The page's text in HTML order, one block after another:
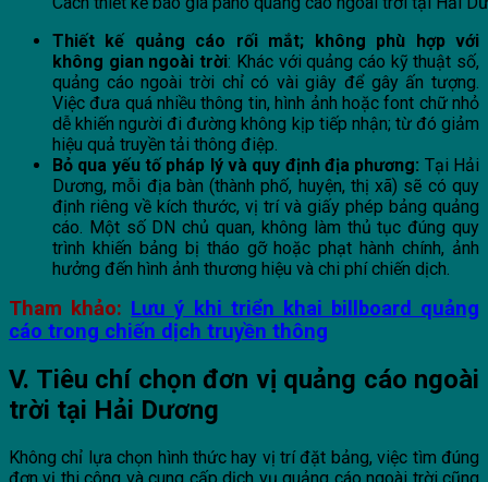
Thiết kế quảng cáo rối mắt; không phù hợp với
không gian ngoài trời: Khác với quảng cáo kỹ thuật số,
quảng cáo ngoài trời chỉ có vài giây để gây ấn tượng.
Việc đưa quá nhiều thông tin, hình ảnh hoặc font chữ nhỏ
dễ khiến người đi đường không kịp tiếp nhận; từ đó giảm
hiệu quả truyền tải thông điệp.
Bỏ qua yếu tố pháp lý và quy định địa phương: Tại Hải
Dương, mỗi địa bàn (thành phố, huyện, thị xã) sẽ có quy
định riêng về kích thước, vị trí và giấy phép bảng quảng
cáo. Một số DN chủ quan, không làm thủ tục đúng quy
trình khiến bảng bị tháo gỡ hoặc phạt hành chính, ảnh
hưởng đến hình ảnh thương hiệu và chi phí chiến dịch.
Tham khảo: Lưu ý khi triển khai billboard quảng
cáo trong chiến dịch truyền thông
V. Tiêu chí chọn đơn vị quảng cáo ngoài
trời tại Hải Dương
Không chỉ lựa chọn hình thức hay vị trí đặt bảng, việc tìm đúng